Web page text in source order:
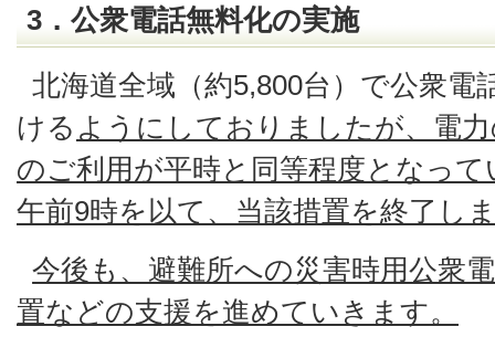
3．公衆電話無料化の実施
北海道全域（約5,800台）で公衆電
ける ようにしておりましたが、電
のご利用が平時と同等程度となっ
午前9時を以て、当該措置を終了し
今後も、避難所への災害時用公衆
置などの支援を進めていきます。